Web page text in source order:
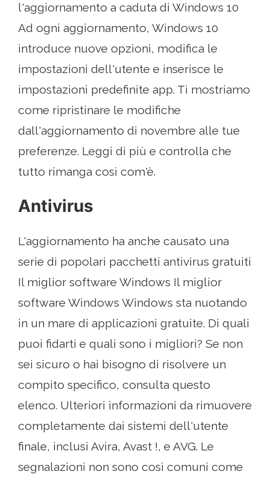
l'aggiornamento a caduta di Windows 10
Ad ogni aggiornamento, Windows 10
introduce nuove opzioni, modifica le
impostazioni dell'utente e inserisce le
impostazioni predefinite app. Ti mostriamo
come ripristinare le modifiche
dall'aggiornamento di novembre alle tue
preferenze. Leggi di più e controlla che
tutto rimanga così com'è.
Antivirus
L'aggiornamento ha anche causato una
serie di popolari pacchetti antivirus gratuiti
Il miglior software Windows Il miglior
software Windows Windows sta nuotando
in un mare di applicazioni gratuite. Di quali
puoi fidarti e quali sono i migliori? Se non
sei sicuro o hai bisogno di risolvere un
compito specifico, consulta questo
elenco. Ulteriori informazioni da rimuovere
completamente dai sistemi dell'utente
finale, inclusi Avira, Avast !, e AVG. Le
segnalazioni non sono così comuni come